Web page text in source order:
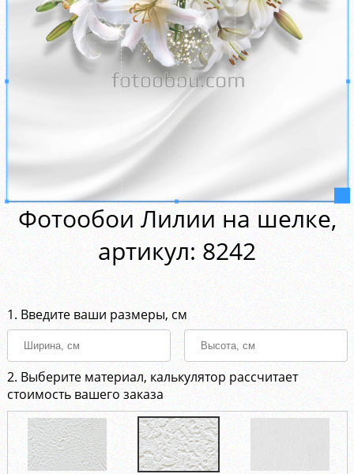
Фотообои Лилии на шелке,
aртикул: 8242
1. Введите ваши размеры, см
2. Выберите материал, калькулятор рассчитает
стоимость вашего заказа